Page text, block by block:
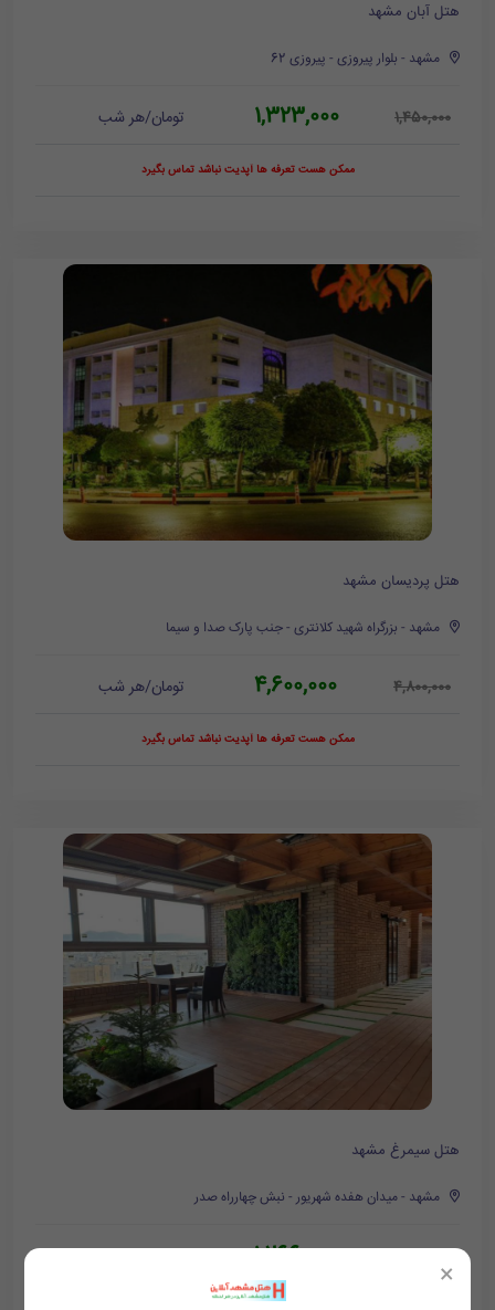
هتل آبان مشهد
مشهد - بلوار پیروزی - پیروزی 62
1,450,000
1,323,000 تومان/هر شب
ممکن هست تعرفه ها آپدیت نباشد تماس بگیرد
هتل پردیسان مشهد
مشهد - بزرگراه شهید کلانتری - جنب پارک صدا و سیما
4,800,000
4,600,000 تومان/هر شب
ممکن هست تعرفه ها آپدیت نباشد تماس بگیرد
هتل سیمرغ مشهد
مشهد - میدان هفده شهریور - نبش چهارراه صدر
1,266,000
×